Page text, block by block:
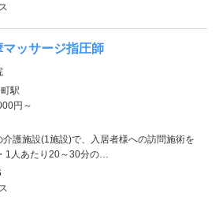
ッサージ指圧師
駅
円～
介護施設(1施設)で、入居者様への訪問施術を
1人あたり20～30分の…